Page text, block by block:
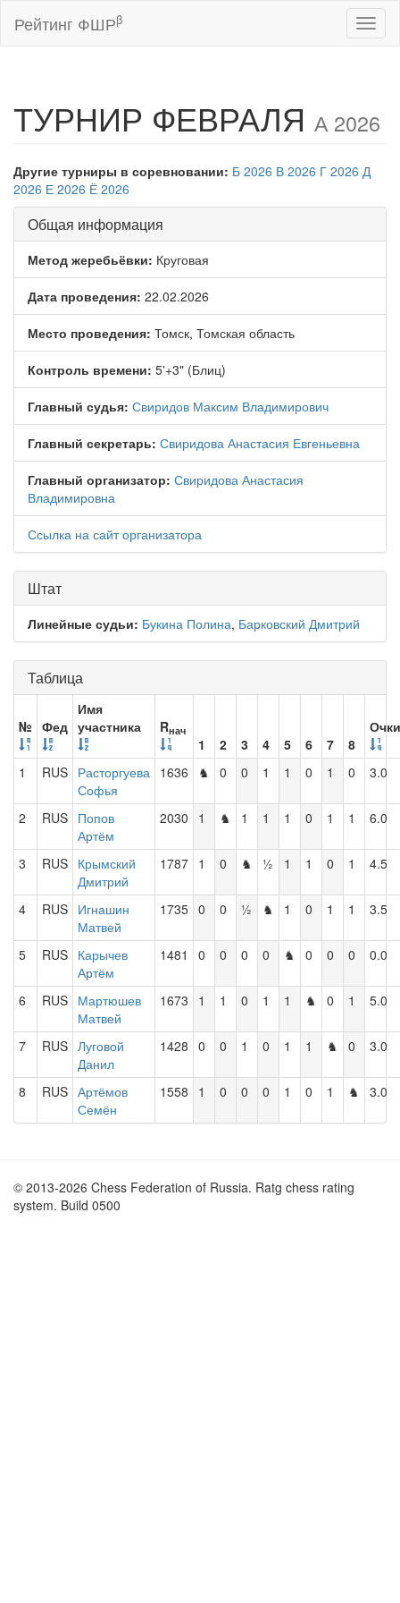
Рейтинг ФШРβ
ТУРНИР ФЕВРАЛЯ А 2026
Другие турниры в соревновании: Б 2026 В 2026 Г 2026 Д
2026 Е 2026 Ё 2026
Общая информация
Метод жеребьёвки: Круговая
Дата проведения: 22.02.2026
Место проведения: Томск, Томская область
Контроль времени: 5'+3" (Блиц)
Главный судья: Свиридов Максим Владимирович
Главный секретарь: Свиридова Анастасия Евгеньевна
Главный организатор: Свиридова Анастасия
Владимировна
Ссылка на сайт организатора
Штат
Линейные судьи: Букина Полина, Барковский Дмитрий
Таблица
№ Фед
Имя
участника
Rнач
1 2 3 4 5 6 7 8
Очки
1 RUS Расторгуева
Софья
1636 ♞ 0 0 1 1 0 1 0 3.0
2 RUS Попов
Артём
2030 1 ♞ 1 1 1 0 1 1 6.0
3 RUS Крымский
Дмитрий
1787 1 0 ♞ ½ 1 1 0 1 4.5
4 RUS Игнашин
Матвей
1735 0 0 ½ ♞ 1 0 1 1 3.5
5 RUS Карычев
Артём
1481 0 0 0 0 ♞ 0 0 0 0.0
6 RUS Мартюшев
Матвей
1673 1 1 0 1 1 ♞ 0 1 5.0
7 RUS Луговой
Данил
1428 0 0 1 0 1 1 ♞ 0 3.0
8 RUS Артёмов
Семён
1558 1 0 0 0 1 0 1 ♞ 3.0
© 2013-2026 Chess Federation of Russia. Ratg chess rating
system. Build 0500